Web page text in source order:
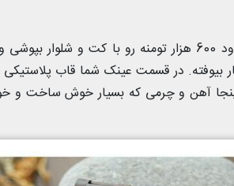
اول اینکه نمیشه این ساعت ها ک اصلشون حدود 600 هزار
بیوفته. در قسمت عینک شما قاب
آهن و چرمی که بسیار خوش ساخت و